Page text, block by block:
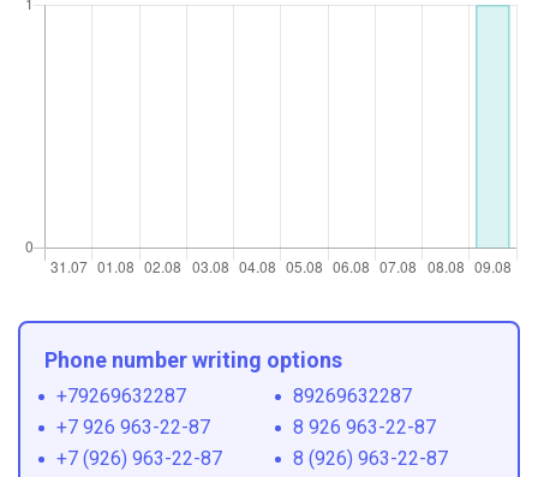
Phone number writing options
+79269632287
89269632287
+7 926 963-22-87
8 926 963-22-87
+7 (926) 963-22-87
8 (926) 963-22-87